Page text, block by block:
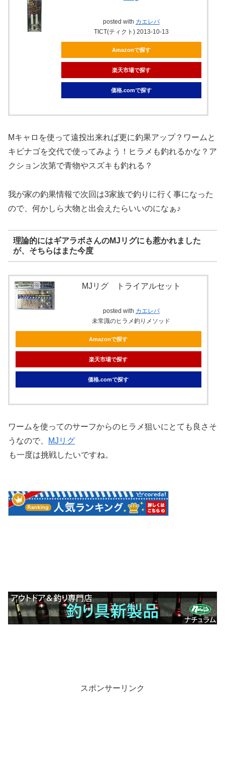
posted with カエレバ
TICT(ティクト) 2013-10-13
Amazonで探す
楽天市場で探す
価格.comで探す
Mキャロを使って遠投出来れば更に釣果アップ？ワームと
キビナゴを交代で使ってみよう！ヒラメも釣れるかな？ア
クション次第で青物やスズキも釣れる？
我が家の釣果情報で次回は3家族で釣りに行く事になった
ので、何かしら大物と出会えたらいいのになぁ♪
理論的にはギアラボさんのMJリグにも惹かれました
が、そちらはまた今度
MJリグ トライアルセット
posted with カエレバ
未常識のヒラメ釣りメソッド
Amazonで探す
楽天市場で探す
価格.comで探す
ワームを使ってのサーフからのヒラメ狙いにとても良さそ
うなので、
MJリグ
も一度は挑戦したいですね。
スポンサーリンク